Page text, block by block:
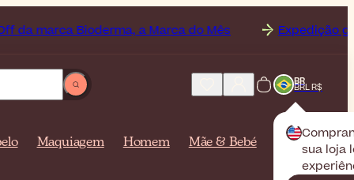
Bioderma, a Marca do Mês Expedição grátis para
BR
BRL R$
sua loja
Maquiagem Homem Mãe & Bebé